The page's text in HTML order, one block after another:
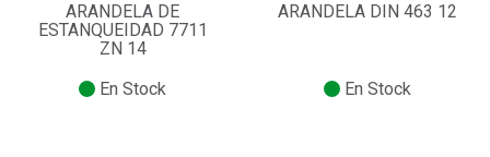
ARANDELA DE
ESTANQUEIDAD 7711
ZN 14
En Stock
ARANDELA DIN 463 12
En Stock